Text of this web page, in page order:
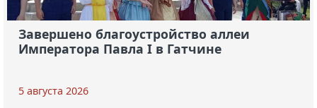
Завершено благоустройство аллеи
Императора Павла I в Гатчине
5 августа 2026